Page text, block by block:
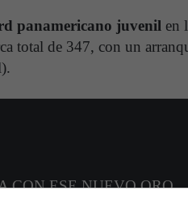
panamericano juvenil en
total de 347, con un
CON ESE NUEVO ORO